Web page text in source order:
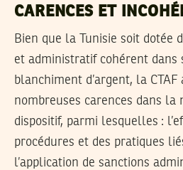
CARENCES ET
Bien que la Tunisie soit dotée
et administratif cohérent
blanchiment d’argent, la CTAF
nombreuses carences dans la
dispositif, parmi lesquelles :
procédures et des pratiques
l’application de sanctions